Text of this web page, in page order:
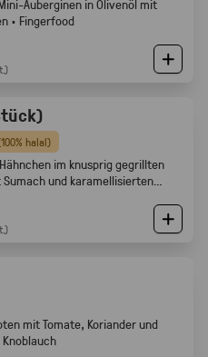
Auberginen in Olivenöl mit
· Fingerfood
halal)
im knusprig gegrillten
Sumach und karamellisierten
mit Tomate, Koriander und